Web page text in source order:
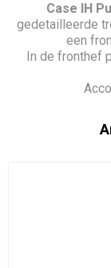
Case IH
gedetailleerde
een
In de fronthef